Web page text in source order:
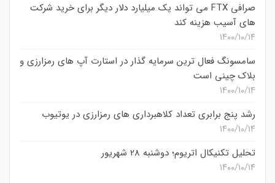
صرافی FTX می تواند یک میلیارد دلار دیگر برای خرید شرکت
های آسیب هزینه کند
۱۴۰۰/۱۰/۱۴
سامسونگ فعال‌ ترین سرمایه‌ گذار در استارت‌ آپ‌ های رمزارزی و
بلاک چینی است
۱۴۰۰/۱۰/۱۴
رشد پنج برابری تعداد کلاهبرداری های رمزارزی در یوتیوب
۱۴۰۰/۱۰/۱۴
تحلیل تکنیکال اتریوم؛ دوشنبه 28 شهریور
۱۴۰۰/۱۰/۱۴